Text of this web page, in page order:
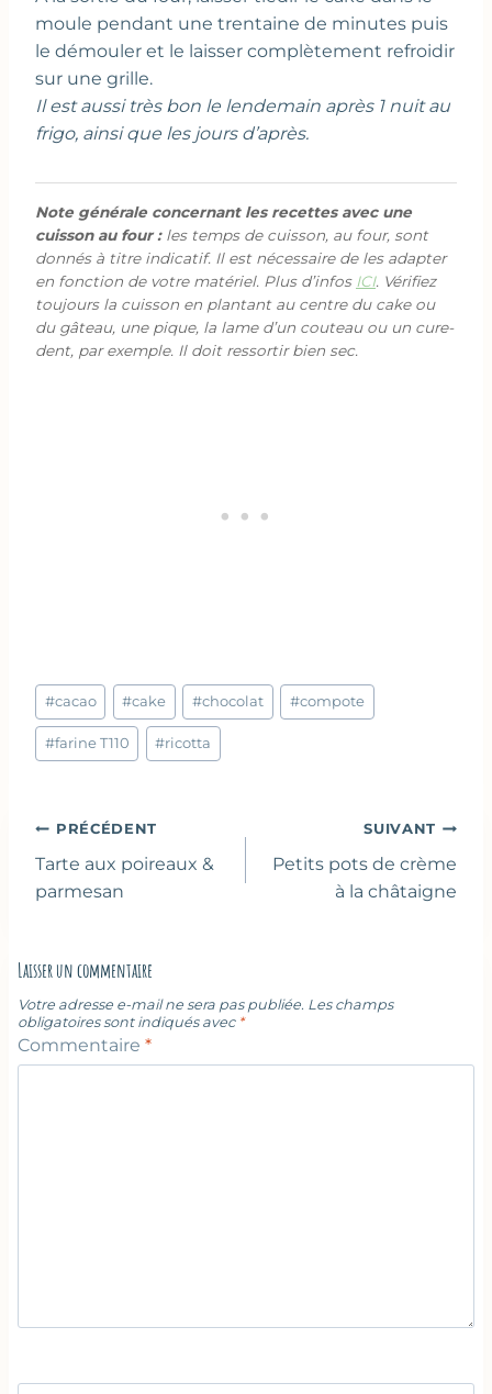
moule pendant une trentaine de minutes puis
le démouler et le laisser complètement refroidir
sur une grille.
Il est aussi très bon le lendemain après 1 nuit au
frigo, ainsi que les jours d’après.
Note générale concernant les recettes avec une
cuisson au four :les temps de cuisson, au four, sont
donnés à titre indicatif. Il est nécessaire de les adapter
en fonction de votre matériel. Plus d’infos ICI. Vérifiez
toujours la cuisson en plantant au centre du cake ou
du gâteau, une pique, la lame d’un couteau ou un cure-
dent, par exemple. Il doit ressortir bien sec.
Étiquettes
de
la
#cacao #cake #chocolat #compote
#farine T110 #ricotta
Navigation
de
l’article
PRÉCÉDENT
Tarte aux poireaux &
parmesan
SUIVANT
Petits pots de crème
à la châtaigne
Laisser un commentaire
Votre adresse e-mail ne sera pas publiée. Les champs
obligatoires sont indiqués avec *
Commentaire *